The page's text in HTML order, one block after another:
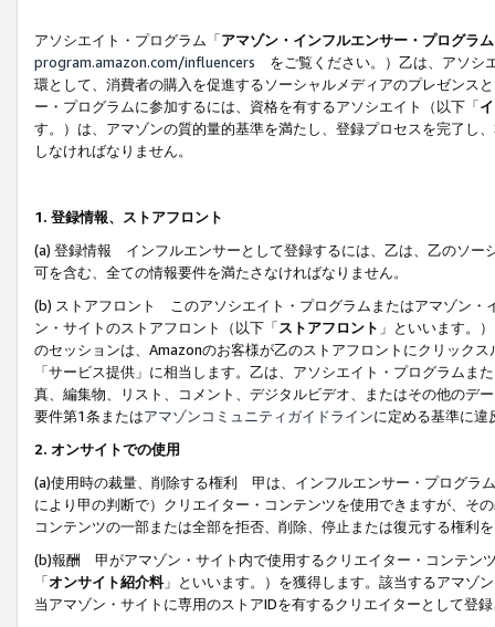
アソシエイト・プログラム「アマゾン・インフルエンサー・プログラム
program.amazon.com/influencers をご覧ください。）乙は、アソシ
環として、消費者の購入を促進するソーシャルメディアのプレゼンス
ー・プログラムに参加するには、資格を有するアソシエイト（以下「
す。）は、アマゾンの質的量的基準を満たし、登録プロセスを完了し、
しなければなりません。
1. 登録情報、ストアフロント
(a) 登録情報 インフルエンサーとして登録するには、乙は、乙のソー
可を含む、全ての情報要件を満たさなければなりません。
(b) ストアフロント このアソシエイト・プログラムまたはアマゾン・
ン・サイトのストアフロント（以下「ストアフロント 」といいます。
のセッションは、Amazonのお客様が乙のストアフロントにクリック
「サービス提供」に相当します。乙は、アソシエイト・プログラム
真、編集物、リスト、コメント、デジタルビデオ、またはその他のデ
要件第1条またはアマゾンコミュニティガイドラインに定める基準に違
2. オンサイトでの使用
(a)使用時の裁量、削除する権利 甲は、インフルエンサー・プログラ
により甲の判断で）クリエイター・コンテンツを使用できますが、そ
コンテンツの一部または全部を拒否、削除、停止または復元する権利
(b)報酬 甲がアマゾン・サイト内で使用するクリエイター・コンテン
「オンサイト紹介料」といいます。）を獲得します。該当するアマゾ
当アマゾン・サイトに専用のストアIDを有するクリエイターとして登